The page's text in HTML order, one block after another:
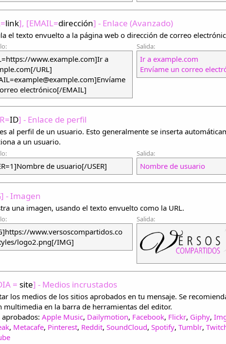
link], [EMAIL=dirección] - Enlace (Avanzado)
el texto envuelto a la página web o dirección de correo
www.example.com]Ir a
URL]
electrónico[/EMAIL]
Salida:
Ir a example.com
Envíame un correo
ID] - Enlace de perfil
al perfil de un usuario. Esto generalmente se inserta
a un usuario.
de usuario[/USER]
Salida:
Nombre de usuario
- Imagen
una imagen, usando el texto envuelto como la URL.
www.versoscompartidos.co
logo2.png[/IMG]
Salida:
= site] - Medios incrustados
los medios de los sitios aprobados en tu mensaje. Se
multimedia en la barra de herramientas del editor.
aprobados: Apple Music, Dailymotion, Facebook, Flickr, Giphy,
, Metacafe, Pinterest, Reddit, SoundCloud, Spotify, Tumblr,